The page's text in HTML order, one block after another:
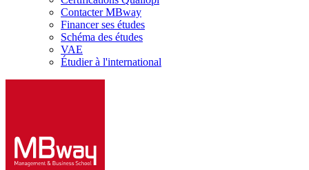
Contacter MBway
Financer ses études
Schéma des études
VAE
Étudier à l'international